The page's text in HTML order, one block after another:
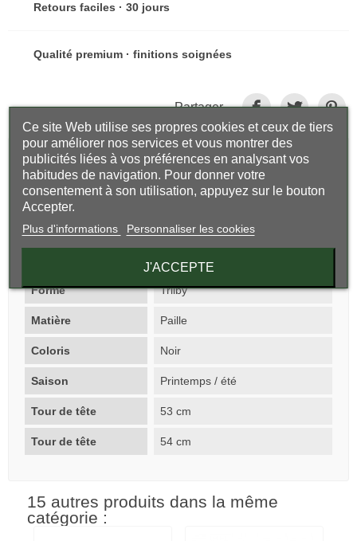
Retours faciles · 30 jours
Qualité premium · finitions soignées
Partager
Description
Composition 100% paille papier
2 tailles
Fiche technique
Forme Trilby
Matière Paille
Coloris Noir
Saison Printemps / été
Tour de tête 53 cm
Tour de tête 54 cm
15 autres produits dans la même
catégorie :
Ce site Web utilise ses propres cookies et ceux de tiers
pour améliorer nos services et vous montrer des
publicités liées à vos préférences en analysant vos
habitudes de navigation. Pour donner votre
consentement à son utilisation, appuyez sur le bouton
Accepter.
Plus d'informations Personnaliser les cookies
J'ACCEPTE